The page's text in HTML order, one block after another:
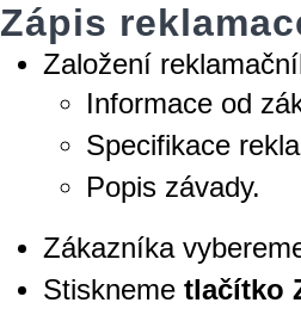
Zápis
Založení
Informace od
Specifikace
Popis závady.
Zákazníka
Stiskneme tlačítko